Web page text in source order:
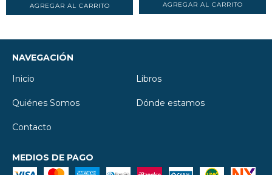
NAVEGACIÓN
Inicio
Libros
Quiénes Somos Dónde estamos
Contacto
MEDIOS DE PAGO